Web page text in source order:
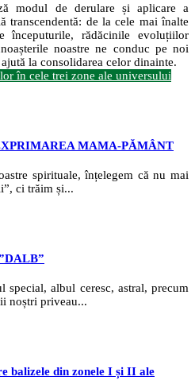
modul de derulare și aplicare a
transcendentă: de la cele mai înalte
începuturile, rădăcinile evoluțiilor
noastre ne conduc pe noi
la consolidarea celor dinainte.
în cele trei zone ale universului
MAMA-PĂMÂNT
spirituale, înțelegem că nu mai
ci trăim și...
special, albul ceresc, astral, precum
noștri priveau...
balizele din zonele I și II ale